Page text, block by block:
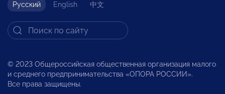
Русский English 中文
© 2023 Общероссийская общественная организация малого
и среднего предпринимательства «ОПОРА РОССИИ».
Все права защищены.